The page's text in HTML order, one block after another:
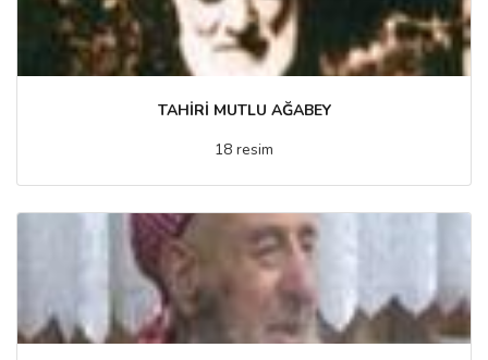
TAHİRİ MUTLU AĞABEY
18 resim